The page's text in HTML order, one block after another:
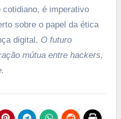
é imperativo
sobre o papel da ética
digital. O futuro
mútua entre hackers,